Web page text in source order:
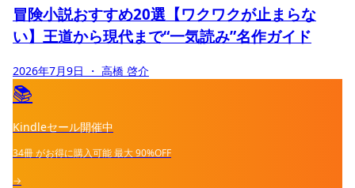
冒険小説おすすめ20選【ワクワクが止まらな
い】王道から現代まで“一気読み”名作ガイド
2026年7月9日 ・ 高橋 啓介
📚
Kindleセール開催中
34冊がお得に購入可能最大90%OFF
→